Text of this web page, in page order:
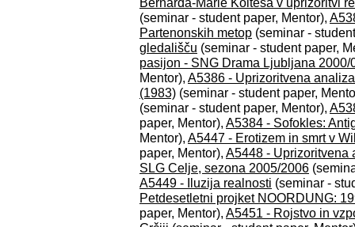
(seminar - student paper, Mentor),
Partenonskih metop (seminar -
gledališču (seminar - student paper,
pasijon - SNG Drama Ljubljana 2000/
Mentor), A5386 - Uprizoritvena
(1983) (seminar - student paper,
(seminar - student paper, Mentor),
paper, Mentor), A5384 - Sofokles:
Mentor), A5447 - Erotizem in smrt v
paper, Mentor), A5448 - Uprizoritvena
SLG Celje, sezona 2005/2006
A5449 - Iluzija realnosti (seminar -
Petdesetletni projket NOORDUNG:
paper, Mentor), A5451 - Rojstvo in